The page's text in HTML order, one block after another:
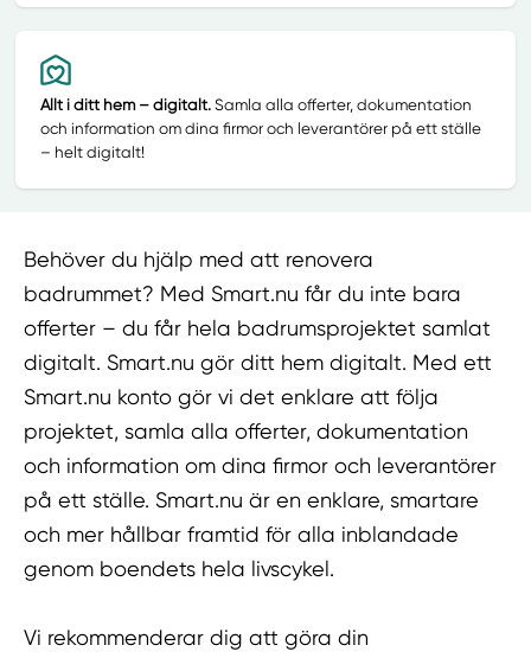
Allt i ditt hem – digitalt.Samla alla offerter, dokumentation
och information om dina firmor och leverantörer på ett ställe
– helt digitalt!
Behöver du hjälp med att renovera
badrummet? Med Smart.nu får du inte bara
offerter – du får hela badrumsprojektet samlat
digitalt. Smart.nu gör ditt hem digitalt. Med ett
Smart.nu konto gör vi det enklare att följa
projektet, samla alla offerter, dokumentation
och information om dina firmor och leverantörer
på ett ställe. Smart.nu är en enklare, smartare
och mer hållbar framtid för alla inblandade
genom boendets hela livscykel.
Vi rekommenderar dig att göra din